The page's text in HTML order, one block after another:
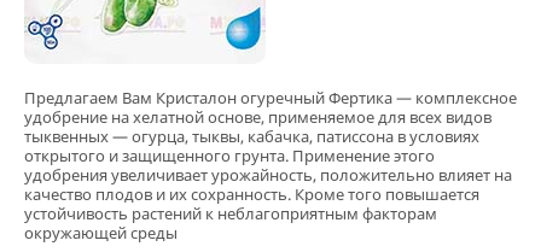
Предлагаем Вам Кристалон огуречный Фертика — комплексное
удобрение на хелатной основе, применяемое для всех видов
тыквенных — огурца, тыквы, кабачка, патиссона в условиях
открытого и защищенного грунта. Применение этого
удобрения увеличивает урожайность, положительно влияет на
качество плодов и их сохранность. Кроме того повышается
устойчивость растений к неблагоприятным факторам
окружающей среды